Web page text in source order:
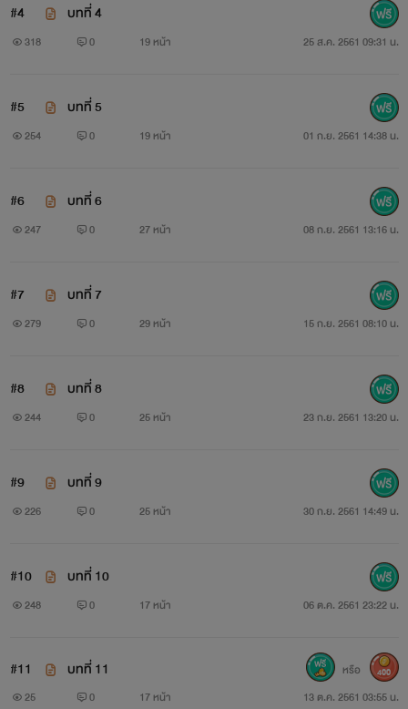
#4 บทที่ 4
318 0 19 หน้า 25 ส.ค. 2561 09:31 น.
#5 บทที่ 5
254 0 19 หน้า 01 ก.ย. 2561 14:38 น.
#6 บทที่ 6
247 0 27 หน้า 08 ก.ย. 2561 13:16 น.
#7 บทที่ 7
279 0 29 หน้า 15 ก.ย. 2561 08:10 น.
#8 บทที่ 8
244 0 25 หน้า 23 ก.ย. 2561 13:20 น.
#9 บทที่ 9
226 0 25 หน้า 30 ก.ย. 2561 14:49 น.
#10 บทที่ 10
248 0 17 หน้า 06 ต.ค. 2561 23:22 น.
#11 บทที่ 11
25 0 17 หน้า 13 ต.ค. 2561 03:55 น.
หรือ 400